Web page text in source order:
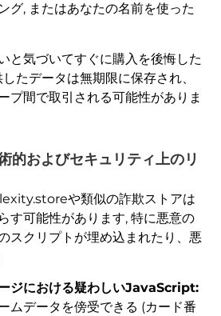
グ, またはあなたの名前を使った
と気づいてすぐに購入を後悔した
たデータは無期限に保存され、
プ間で取引される可能性がありま
的およびセキュリティ上のリ
や類似の詐欺ストアは
す可能性があります, 特に悪意の
スクリプトが埋め込まれたり、悪
ジにおける疑わしいJavaScript:
ムデータを傍受できる (カード番